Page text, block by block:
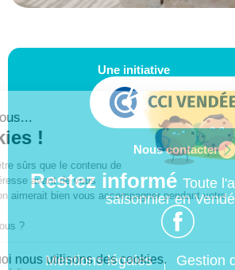
Une initiative
Restez informé Toute
saisonnier en
Mentions légales
Gestion
Nous contacter